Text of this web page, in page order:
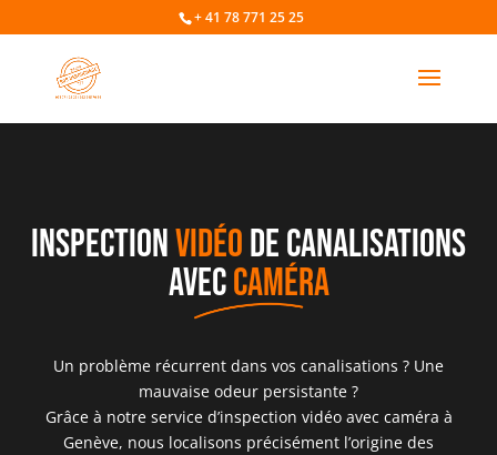
+ 41 78 771 25 25
INSPECTIONVIDÉODE CANALISATIONS
AVECCAMÉRA
Un problème récurrent dans vos canalisations ? Une
mauvaise odeur persistante ?
Grâce à notre service d’inspection vidéo avec caméra à
Genève, nous localisons précisément l’origine des